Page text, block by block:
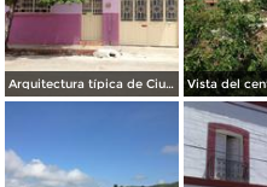
Arquitectura típica de Ciudad Huitzuco. Julio/2016